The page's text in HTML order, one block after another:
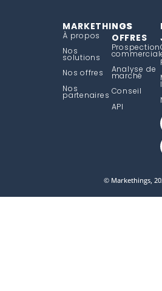
MARKETHINGS
À propos
Nos
solutions
Nos offres
Nos
partenaires
NOS
OFFRES
Prospection
Analyse de
marché
Conseil
API
© Markethings,